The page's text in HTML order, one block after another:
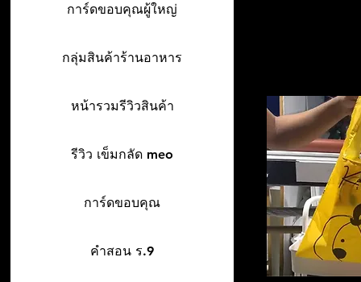
การ์ดขอบคุณผู้ใหญ่
กลุ่มสินค้าร้านอาหาร
หน้ารวมรีวิวสินค้า
รีวิว เข็มกลัด meo
การ์ดขอบคุณ
คำสอน ร.9